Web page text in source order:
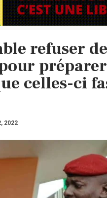
refuser
celles-ci
2022